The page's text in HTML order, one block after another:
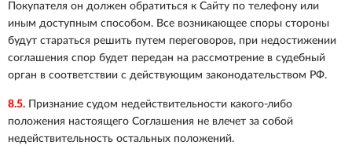
Покупателя он должен обратиться к Сайту по телефону или
иным доступным способом. Все возникающее споры стороны
будут стараться решить путем переговоров, при недостижении
соглашения спор будет передан на рассмотрение в судебный
орган в соответствии с действующим законодательством РФ.
8.5. Признание судом недействительности какого-либо
положения настоящего Соглашения не влечет за собой
недействительность остальных положений.